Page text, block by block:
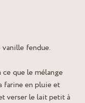
fendue.
ce que le mélange
farine en pluie et
verser le lait petit à